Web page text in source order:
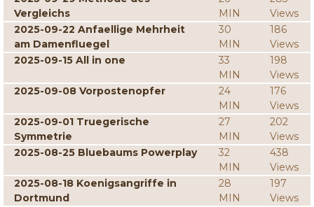
Vergleichs
MIN
Views
2025-09-22 Anfaellige Mehrheit
am Damenfluegel
30
MIN
186
Views
2025-09-15 All in one
33
MIN
198
Views
2025-09-08 Vorpostenopfer
24
MIN
176
Views
2025-09-01 Truegerische
Symmetrie
27
MIN
202
Views
2025-08-25 Bluebaums Powerplay
32
MIN
438
Views
2025-08-18 Koenigsangriffe in
Dortmund
28
MIN
197
Views